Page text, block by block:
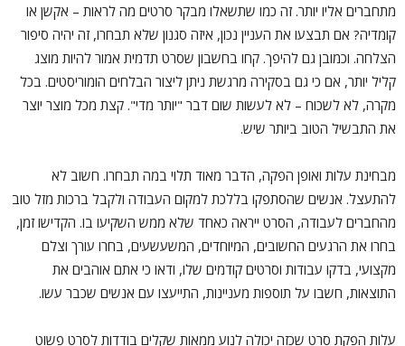
מתחברים אליו יותר. זה כמו שתשאלו מבקר סרטים מה לראות – אקשן או
קומדיה? אם תבצעו את העניין נכון, איזה סגנון שלא תבחרו, זה יהיה סיפור
הצלחה. וכמובן גם להיפך. קחו בחשבון שסרט תדמית אמור להיות מוצג
קליל יותר, אם כי גם בסקירה מרגשת ניתן ליצור הבלחים הומוריסטים. בכל
מקרה, לא לשכוח – לא לעשות שום דבר "יותר מדי". קצת מכל מוצר יוצר
את התבשיל הטוב ביותר שיש.
מבחינת עלות ואופן הפקה, הדבר מאוד תלוי במה תבחרו. חשוב לא
להתעצל. אנשים שהסתפקו בללכת למקום העבודה ולקבל ברכות מזל טוב
מהחברים לעבודה, הסרט ייראה כאחד שלא ממש השקיעו בו. הקדישו זמן,
בחרו את הרגעים החשובים, המיוחדים, המשעשעים, בחרו עורך וצלם
מקצועי, בדקו עבודות וסרטים קודמים שלו, ודאו כי אתם אוהבים את
התוצאות, חשבו על תוספות מעניינות, התייעצו עם אנשים שכבר עשו.
עלות הפקת סרט שכזה יכולה לנוע ממאות שקלים בודדות לסרט פשוט